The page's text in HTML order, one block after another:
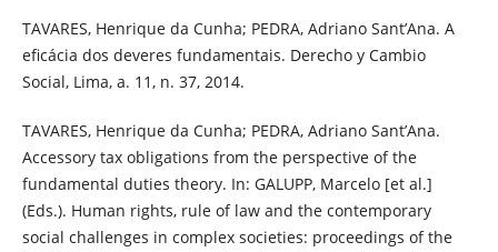
TAVARES, Henrique da Cunha; PEDRA, Adriano Sant’Ana. A
eficácia dos deveres fundamentais. Derecho y Cambio
Social, Lima, a. 11, n. 37, 2014.
TAVARES, Henrique da Cunha; PEDRA, Adriano Sant’Ana.
Accessory tax obligations from the perspective of the
fundamental duties theory. In: GALUPP, Marcelo [et al.]
(Eds.). Human rights, rule of law and the contemporary
social challenges in complex societies: proceedings of the